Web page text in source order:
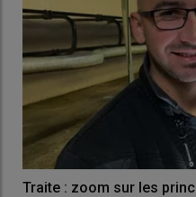
Traite : zoom sur les